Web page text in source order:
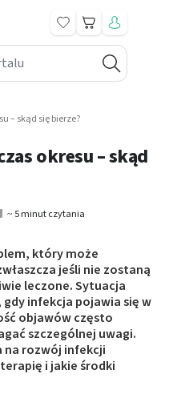
Koszyk
– skąd się bierze?
okresu – skąd
~ 5 minut czytania
który może
jeśli nie zostaną
leczone. Sytuacja
infekcja pojawia się w
objawów często
szczególnej uwagi.
na rozwój infekcji
i jakie środki